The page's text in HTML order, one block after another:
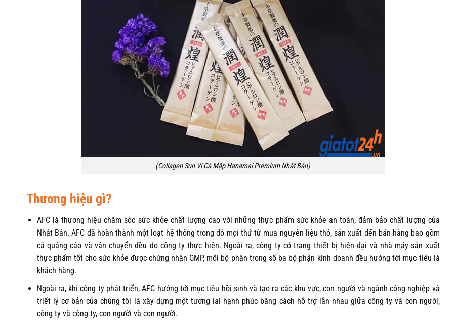
(Collagen Sụn Vi Cá Mập Hanamai Premium Nhật Bản)
Thương hiệu gì?
AFC là thương hiệu chăm sóc sức khỏe chất lượng cao với những thực phẩm sức khỏe an toàn, đảm bảo chất lượng của
Nhật Bản. AFC đã hoàn thành một loạt hệ thống trong đó mọi thứ từ mua nguyên liệu thô, sản xuất đến bán hàng bao gồm
cả quảng cáo và vận chuyển đều do công ty thực hiện. Ngoài ra, công ty có trang thiết bị hiện đại và nhà máy sản xuất
thực phẩm tốt cho sức khỏe được chứng nhận GMP, mỗi bộ phận trong số ba bộ phận kinh doanh đều hướng tới mục tiêu là
khách hàng.
Ngoài ra, khi công ty phát triển, AFC hướng tới mục tiêu hồi sinh và tạo ra các khu vực, con người và ngành công nghiệp và
triết lý cơ bản của chúng tôi là xây dựng một tương lai hạnh phúc bằng cách hỗ trợ lẫn nhau giữa công ty và con người,
công ty và công ty, con người và con người.